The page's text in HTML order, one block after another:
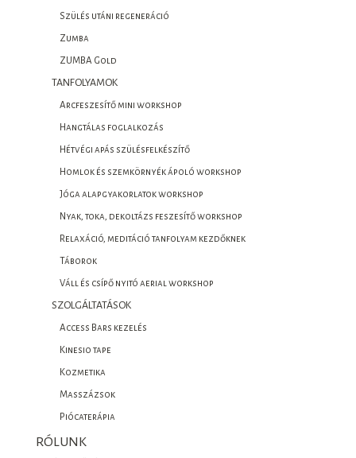
Szülés utáni regeneráció
Zumba
ZUMBA Gold
TANFOLYAMOK
Arcfeszesítő mini workshop
Hangtálas foglalkozás
Hétvégi apás szülésfelkészítő
Homlok és szemkörnyék ápoló workshop
Jóga alapgyakorlatok workshop
Nyak, toka, dekoltázs feszesítő workshop
Relaxáció, meditáció tanfolyam kezdőknek
Táborok
Váll és csípő nyitó aerial workshop
SZOLGÁLTATÁSOK
Access Bars kezelés
Kinesio tape
Kozmetika
Masszázsok
Piócaterápia
RÓLUNK